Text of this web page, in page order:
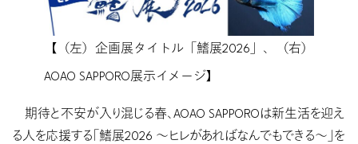
【（左）企画展タイトル「鰭展2026」、（右）
AOAO SAPPORO展示イメージ】
期待と不安が入り混じる春、AOAO SAPPOROは新生活を迎え
る人を応援する「鰭展2026 〜ヒレがあればなんでもできる〜」を